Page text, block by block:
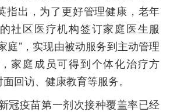
指出，为了更好管理健康，老年
社区医疗机构签订家庭医生服
庭”，实现由被动服务到主动管理
家庭成员可得到个体化治疗方
回访、健康教育等服务。
冠疫苗第一剂次接种覆盖率已经